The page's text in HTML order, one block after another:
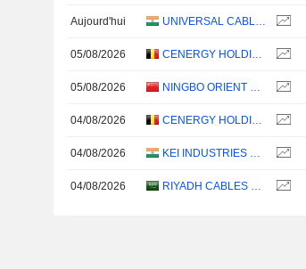
Aujourd'hui
05/08/2026
05/08/2026
04/08/2026
04/08/2026
04/08/2026